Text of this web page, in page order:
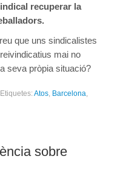
recuperar la
que uns sindicalistes
mai no
seva pròpia situació?
Etiquetes:Atos, Barcelona,
sobre